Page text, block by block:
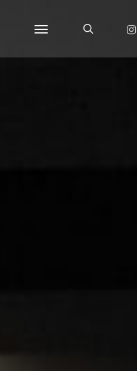
instagram
Menu